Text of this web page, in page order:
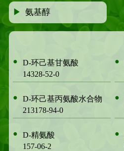
▶氨基醇
●
D-环己基甘氨酸
14328-52-0
●
●
D-环己基丙氨酸水合物
213178-94-0
●
●
D-精氨酸
157-06-2
●